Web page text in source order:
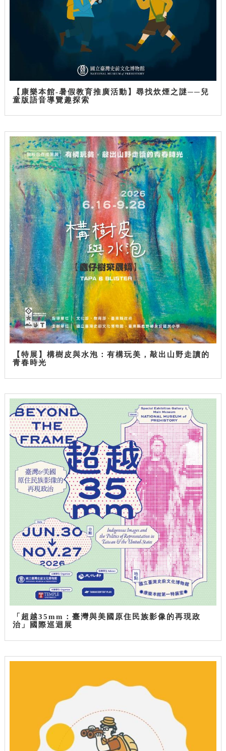
【康樂本館-暑假教育推廣活動】尋找炊煙之謎──兒
童版語音導覽趣探索
【特展】構樹皮與水泡：有構玩美，敲出山野走讀的
青春時光
「超越35mm：臺灣與美國原住民族影像的再現政
治」國際巡迴展